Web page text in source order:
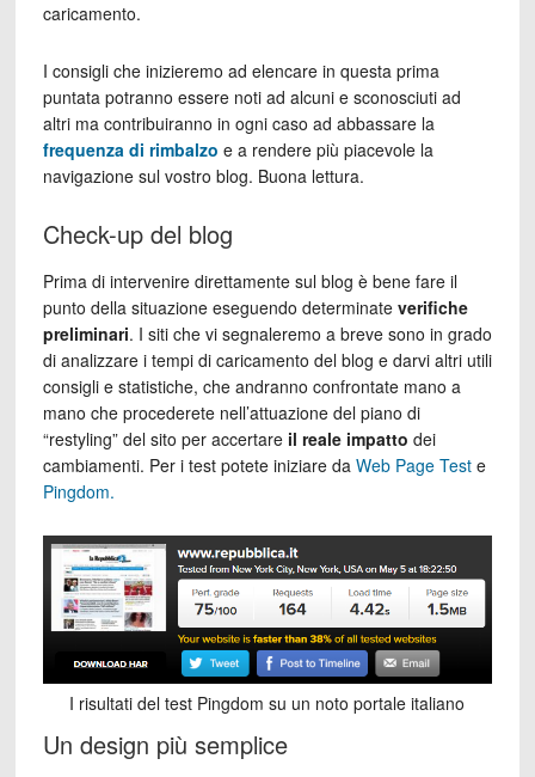
caricamento.
I consigli che inizieremo ad elencare in questa prima
puntata potranno essere noti ad alcuni e sconosciuti ad
altri ma contribuiranno in ogni caso ad abbassare la
frequenza di rimbalzo e a rendere più piacevole la
navigazione sul vostro blog. Buona lettura.
Check-up del blog
Prima di intervenire direttamente sul blog è bene fare il
punto della situazione eseguendo determinateverifiche
preliminari. I siti che vi segnaleremo a breve sono in grado
di analizzare i tempi di caricamento del blog e darvi altri utili
consigli e statistiche, che andranno confrontate mano a
mano che procederete nell’attuazione del piano di
“restyling” del sito per accertareil reale impatto dei
cambiamenti. Per i test potete iniziare da Web Page Test e
Pingdom.
I risultati del test Pingdom su un noto portale italiano
Un design più semplice